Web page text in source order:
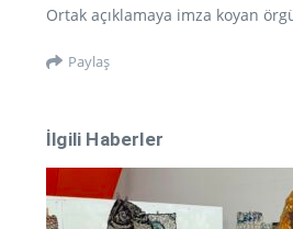
Ortak açıklamaya imza koyan
Paylaş
İlgili Haberler